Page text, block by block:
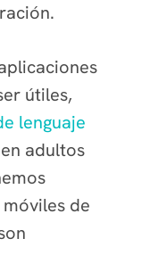
útiles,
lenguaje
adultos
de